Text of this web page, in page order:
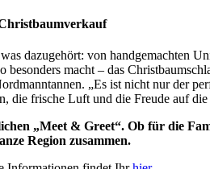
dazugehört: von handgemachten
macht – das
„Es ist nicht nur der
die frische Luft und die Freude auf
„Meet & Greet“. Ob für die
Region zusammen.